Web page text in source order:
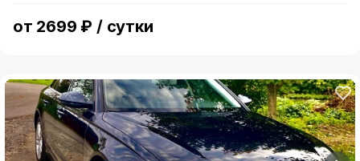
от 2699 ₽ / сутки